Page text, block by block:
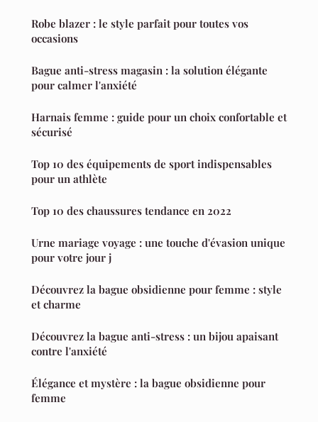
Robe blazer : le style parfait pour toutes vos
occasions
Bague anti-stress magasin : la solution élégante
pour calmer l'anxiété
Harnais femme : guide pour un choix confortable et
sécurisé
Top 10 des équipements de sport indispensables
pour un athlète
Top 10 des chaussures tendance en 2022
Urne mariage voyage : une touche d'évasion unique
pour votre jour j
Découvrez la bague obsidienne pour femme : style
et charme
Découvrez la bague anti-stress : un bijou apaisant
contre l'anxiété
Élégance et mystère : la bague obsidienne pour
femme